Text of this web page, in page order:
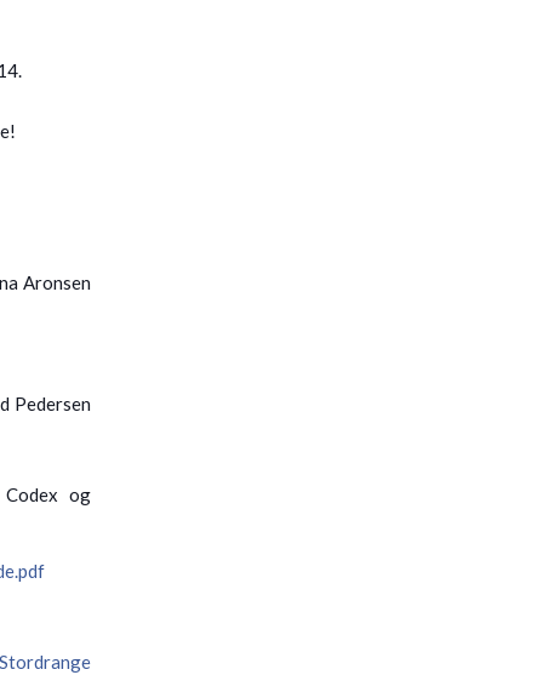
Aronsen
Pedersen
og